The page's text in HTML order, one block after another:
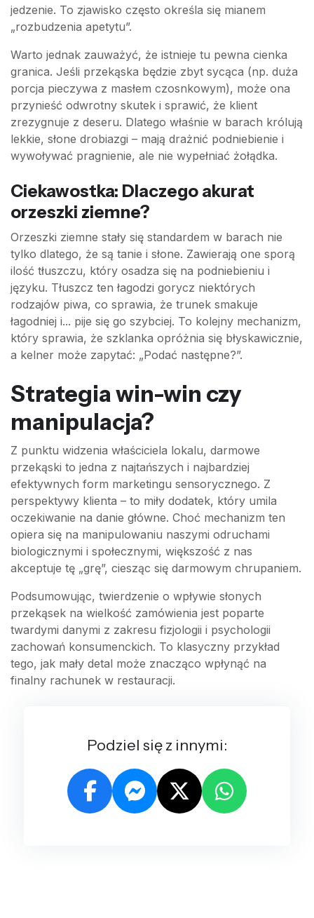
jedzenie. To zjawisko często określa się mianem
„rozbudzenia apetytu”.
Warto jednak zauważyć, że istnieje tu pewna cienka
granica. Jeśli przekąska będzie zbyt sycąca (np. duża
porcja pieczywa z masłem czosnkowym), może ona
przynieść odwrotny skutek i sprawić, że klient
zrezygnuje z deseru. Dlatego właśnie w barach królują
lekkie, słone drobiazgi – mają drażnić podniebienie i
wywoływać pragnienie, ale nie wypełniać żołądka.
Ciekawostka: Dlaczego akurat
orzeszki ziemne?
Orzeszki ziemne stały się standardem w barach nie
tylko dlatego, że są tanie i słone. Zawierają one sporą
ilość tłuszczu, który osadza się na podniebieniu i
języku. Tłuszcz ten łagodzi gorycz niektórych
rodzajów piwa, co sprawia, że trunek smakuje
łagodniej i... pije się go szybciej. To kolejny mechanizm,
który sprawia, że szklanka opróżnia się błyskawicznie,
a kelner może zapytać: „Podać następne?”.
Strategia win-win czy
manipulacja?
Z punktu widzenia właściciela lokalu, darmowe
przekąski to jedna z najtańszych i najbardziej
efektywnych form marketingu sensorycznego. Z
perspektywy klienta – to miły dodatek, który umila
oczekiwanie na danie główne. Choć mechanizm ten
opiera się na manipulowaniu naszymi odruchami
biologicznymi i społecznymi, większość z nas
akceptuje tę „grę”, ciesząc się darmowym chrupaniem.
Podsumowując, twierdzenie o wpływie słonych
przekąsek na wielkość zamówienia jest poparte
twardymi danymi z zakresu fizjologii i psychologii
zachowań konsumenckich. To klasyczny przykład
tego, jak mały detal może znacząco wpłynąć na
finalny rachunek w restauracji.
Podziel się z innymi: